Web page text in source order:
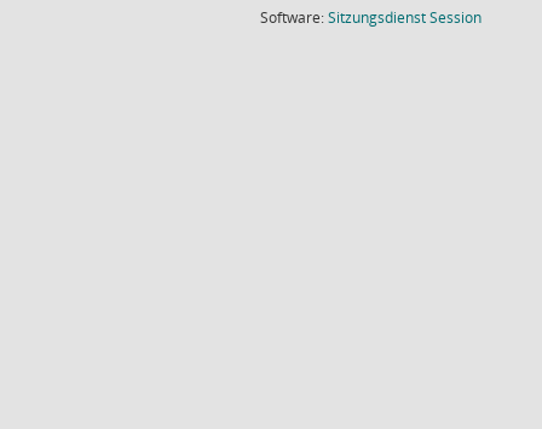
Software:SitzungsdienstSession(Wird in